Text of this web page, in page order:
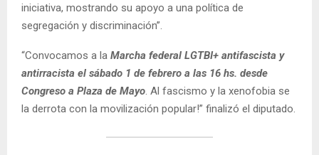
iniciativa, mostrando su apoyo a una política de
segregación y discriminación”.
“Convocamos a la Marcha federal LGTBI+ antifascista y
antirracista el sábado 1 de febrero a las 16 hs. desde
Congreso a Plaza de Mayo. Al fascismo y la xenofobia se
la derrota con la movilización popular!” finalizó el diputado.